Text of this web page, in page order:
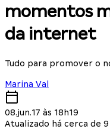
momentos
da internet
Tudo para promover o
Marina Val
08.jun.17 às 18h19
Atualizado há cerca de 9